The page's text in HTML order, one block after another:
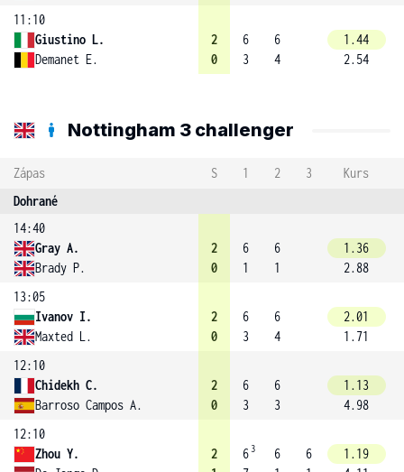
11:10
Giustino L.
Demanet E.
2
0
6
3
6
4
1.44
2.54
Nottingham 3 challenger
Zápas S 1 2 3
Kurs
Dohrané
14:40
Gray A.
Brady P.
2
0
6
1
6
1
1.36
2.88
13:05
Ivanov I.
Maxted L.
2
0
6
3
6
4
2.01
1.71
12:10
Chidekh C.
Barroso Campos A.
2
0
6
3
6
3
1.13
4.98
12:10
Zhou Y.
2
6 3
6
6
1.19